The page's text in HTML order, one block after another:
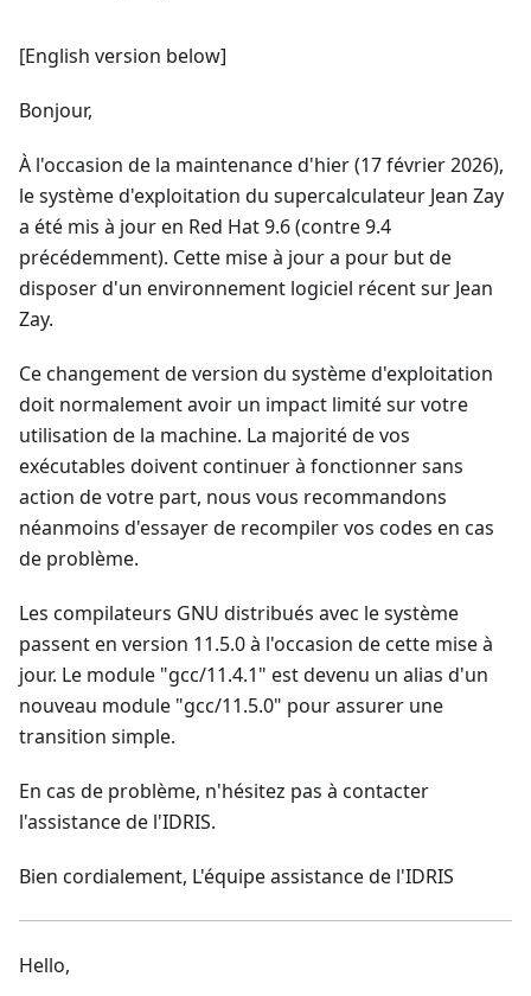
[English version below]
Bonjour,
À l'occasion de la maintenance d'hier (17 février 2026),
le système d'exploitation du supercalculateur Jean Zay
a été mis à jour en Red Hat 9.6 (contre 9.4
précédemment). Cette mise à jour a pour but de
disposer d'un environnement logiciel récent sur Jean
Zay.
Ce changement de version du système d'exploitation
doit normalement avoir un impact limité sur votre
utilisation de la machine. La majorité de vos
exécutables doivent continuer à fonctionner sans
action de votre part, nous vous recommandons
néanmoins d'essayer de recompiler vos codes en cas
de problème.
Les compilateurs GNU distribués avec le système
passent en version 11.5.0 à l'occasion de cette mise à
jour. Le module "gcc/11.4.1" est devenu un alias d'un
nouveau module "gcc/11.5.0" pour assurer une
transition simple.
En cas de problème, n'hésitez pas à contacter
l'assistance de l'IDRIS.
Bien cordialement, L'équipe assistance de l'IDRIS
Hello,